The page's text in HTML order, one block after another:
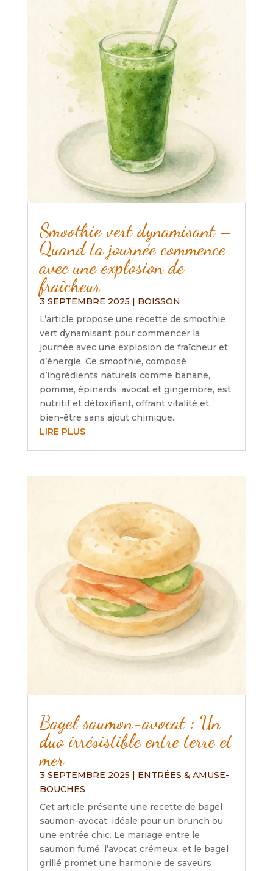
Smoothie vert dynamisant –
Quand ta journée commence
avec une explosion de
fraîcheur
3 SEPTEMBRE 2025 | BOISSON
L’article propose une recette de smoothie
vert dynamisant pour commencer la
journée avec une explosion de fraîcheur et
d’énergie. Ce smoothie, composé
d’ingrédients naturels comme banane,
pomme, épinards, avocat et gingembre, est
nutritif et détoxifiant, offrant vitalité et
bien-être sans ajout chimique.
LIRE PLUS
Bagel saumon-avocat : Un
duo irrésistible entre terre et
mer
3 SEPTEMBRE 2025
ENTRÉES & AMUSE-
BOUCHES
Cet article présente une recette de bagel
saumon-avocat, idéale pour un brunch ou
une entrée chic. Le mariage entre le
saumon fumé, l’avocat crémeux, et le bagel
grillé promet une harmonie de saveurs